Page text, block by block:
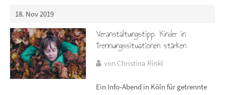
18. Nov 2019
Veranstaltungstipp: Kinder in
Trennungssituationen stärken
von Christina Rinkl
Ein Info-Abend in Köln für getrennte